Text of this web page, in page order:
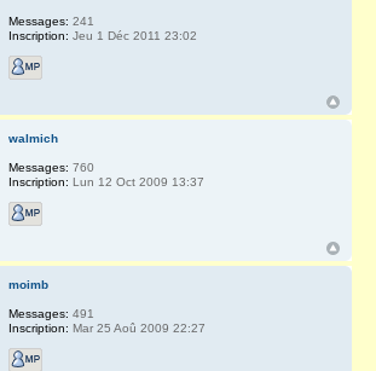
Messages: 241
Inscription: Jeu 1 Déc 2011 23:02
walmich
Messages: 760
Inscription: Lun 12 Oct 2009 13:37
moimb
Messages: 491
Inscription: Mar 25 Aoû 2009 22:27